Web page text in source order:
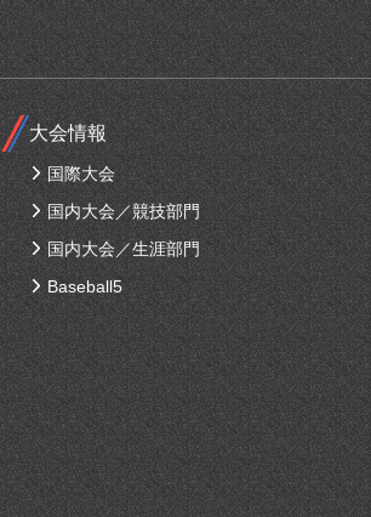
大会情報
国際大会
国内大会／競技部門
国内大会／生涯部門
Baseball5